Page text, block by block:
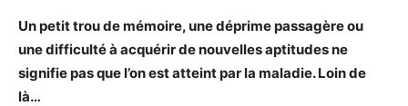
Un petit trou de mémoire, une déprime passagère ou
une difficulté à acquérir de nouvelles aptitudes ne
signifie pas que l’on est atteint par la maladie. Loin de
là…